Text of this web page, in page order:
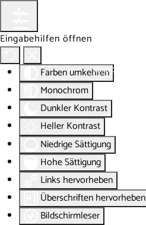
Eingabehilfen öffnen
Farben umkehren
Monochrom
Dunkler Kontrast
Heller Kontrast
Niedrige Sättigung
Hohe Sättigung
Links hervorheben
Überschriften hervorheben
Bildschirmleser